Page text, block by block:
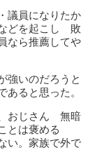
議員になりたか
どを起こし 敗
なら推薦してや
強いのだろうと
あると思った。
おじさん 無暗
とは褒める
い。家族で外で